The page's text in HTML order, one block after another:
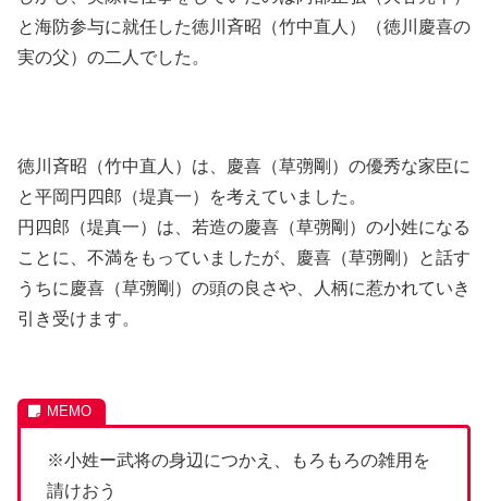
と海防参与に就任した徳川斉昭（竹中直人）（徳川慶喜の
実の父）の二人でした。
徳川斉昭（竹中直人）は、慶喜（草彅剛）の優秀な家臣に
と平岡円四郎（堤真一）を考えていました。
円四郎（堤真一）は、若造の慶喜（草彅剛）の小姓になる
ことに、不満をもっていましたが、慶喜（草彅剛）と話す
うちに慶喜（草彅剛）の頭の良さや、人柄に惹かれていき
引き受けます。
※小姓ー武将の身辺につかえ、もろもろの雑用を
請けおう